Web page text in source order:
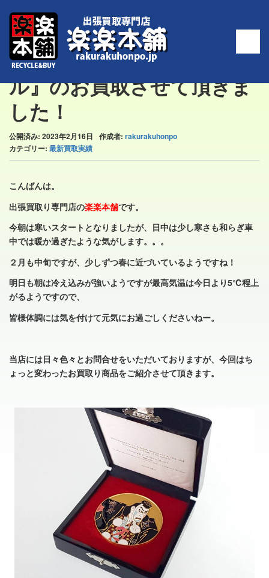
ホーム>最新買取実績>『七宝賞牌 歌舞伎 純銀メダル』のお買取させて頂き
ました！
『七宝賞牌 歌舞伎 純銀メダ
ル』のお買取させて頂きま
した！
公開済み: 2023年2月16日 作成者: rakurakuhonpo
カテゴリー: 最新買取実績
こんばんは。
出張買取り専門店の楽楽本舗です。
今朝は寒いスタートとなりましたが、日中は少し寒さも和らぎ車
中では暖か過ぎたような気がします。。。
２月も中旬ですが、少しずつ春に近づいているようですね！
明日も朝は冷え込みが強いようですが最高気温は今日より5℃程上
がるようですので、
皆様体調には気を付けて元気にお過ごしくださいねー。
当店には日々色々とお問合せをいただいておりますが、今回はち
ょっと変わったお買取り商品をご紹介させて頂きます。